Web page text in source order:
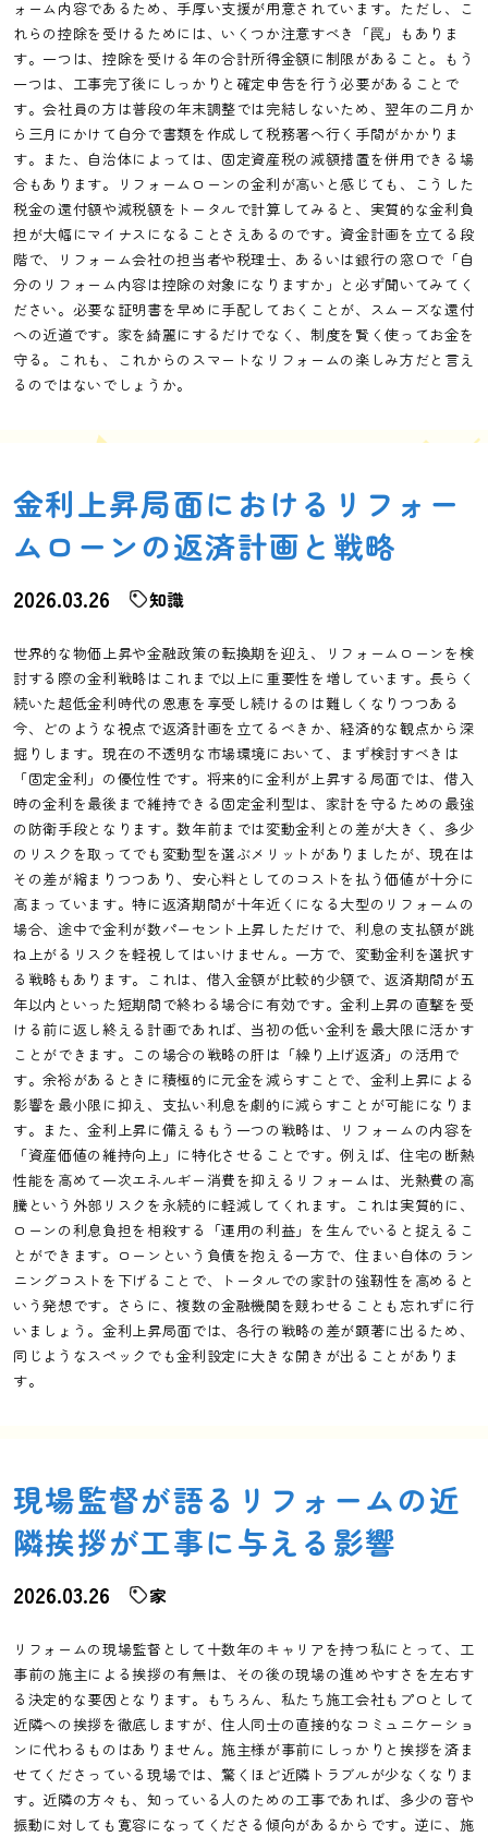
ォーム内容であるため、手厚い支援が用意されています。ただし、こ
れらの控除を受けるためには、いくつか注意すべき「罠」もありま
す。一つは、控除を受ける年の合計所得金額に制限があること。もう
一つは、工事完了後にしっかりと確定申告を行う必要があることで
す。会社員の方は普段の年末調整では完結しないため、翌年の二月か
ら三月にかけて自分で書類を作成して税務署へ行く手間がかかりま
す。また、自治体によっては、固定資産税の減額措置を併用できる場
合もあります。リフォームローンの金利が高いと感じても、こうした
税金の還付額や減税額をトータルで計算してみると、実質的な金利負
担が大幅にマイナスになることさえあるのです。資金計画を立てる段
階で、リフォーム会社の担当者や税理士、あるいは銀行の窓口で「自
分のリフォーム内容は控除の対象になりますか」と必ず聞いてみてく
ださい。必要な証明書を早めに手配しておくことが、スムーズな還付
への近道です。家を綺麗にするだけでなく、制度を賢く使ってお金を
守る。これも、これからのスマートなリフォームの楽しみ方だと言え
るのではないでしょうか。
金利上昇局面におけるリフォー
ムローンの返済計画と戦略
2026.03.26 知識
世界的な物価上昇や金融政策の転換期を迎え、リフォームローンを検
討する際の金利戦略はこれまで以上に重要性を増しています。長らく
続いた超低金利時代の恩恵を享受し続けるのは難しくなりつつある
今、どのような視点で返済計画を立てるべきか、経済的な観点から深
掘りします。現在の不透明な市場環境において、まず検討すべきは
「固定金利」の優位性です。将来的に金利が上昇する局面では、借入
時の金利を最後まで維持できる固定金利型は、家計を守るための最強
の防衛手段となります。数年前までは変動金利との差が大きく、多少
のリスクを取ってでも変動型を選ぶメリットがありましたが、現在は
その差が縮まりつつあり、安心料としてのコストを払う価値が十分に
高まっています。特に返済期間が十年近くになる大型のリフォームの
場合、途中で金利が数パーセント上昇しただけで、利息の支払額が跳
ね上がるリスクを軽視してはいけません。一方で、変動金利を選択す
る戦略もあります。これは、借入金額が比較的少額で、返済期間が五
年以内といった短期間で終わる場合に有効です。金利上昇の直撃を受
ける前に返し終える計画であれば、当初の低い金利を最大限に活かす
ことができます。この場合の戦略の肝は「繰り上げ返済」の活用で
す。余裕があるときに積極的に元金を減らすことで、金利上昇による
影響を最小限に抑え、支払い利息を劇的に減らすことが可能になりま
す。また、金利上昇に備えるもう一つの戦略は、リフォームの内容を
「資産価値の維持向上」に特化させることです。例えば、住宅の断熱
性能を高めて一次エネルギー消費を抑えるリフォームは、光熱費の高
騰という外部リスクを永続的に軽減してくれます。これは実質的に、
ローンの利息負担を相殺する「運用の利益」を生んでいると捉えるこ
とができます。ローンという負債を抱える一方で、住まい自体のラン
ニングコストを下げることで、トータルでの家計の強靭性を高めると
いう発想です。さらに、複数の金融機関を競わせることも忘れずに行
いましょう。金利上昇局面では、各行の戦略の差が顕著に出るため、
同じようなスペックでも金利設定に大きな開きが出ることがありま
す。
現場監督が語るリフォームの近
隣挨拶が工事に与える影響
2026.03.26 家
リフォームの現場監督として十数年のキャリアを持つ私にとって、工
事前の施主による挨拶の有無は、その後の現場の進めやすさを左右す
る決定的な要因となります。もちろん、私たち施工会社もプロとして
近隣への挨拶を徹底しますが、住人同士の直接的なコミュニケーショ
ンに代わるものはありません。施主様が事前にしっかりと挨拶を済ま
せてくださっている現場では、驚くほど近隣トラブルが少なくなりま
す。近隣の方々も、知っている人のための工事であれば、多少の音や
振動に対しても寛容になってくださる傾向があるからです。逆に、施